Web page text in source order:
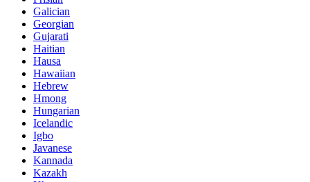
Galician
Georgian
Gujarati
Haitian
Hausa
Hawaiian
Hebrew
Hmong
Hungarian
Icelandic
Igbo
Javanese
Kannada
Kazakh